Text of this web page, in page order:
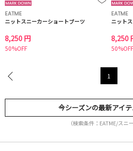
EATME
ニットスニーカーショートブーツ
8,250 円
50%OFF
EATME
ニット
8,250
50%OFF
1
今シーズンの最新アイ
（検索条件：EATME/スニ